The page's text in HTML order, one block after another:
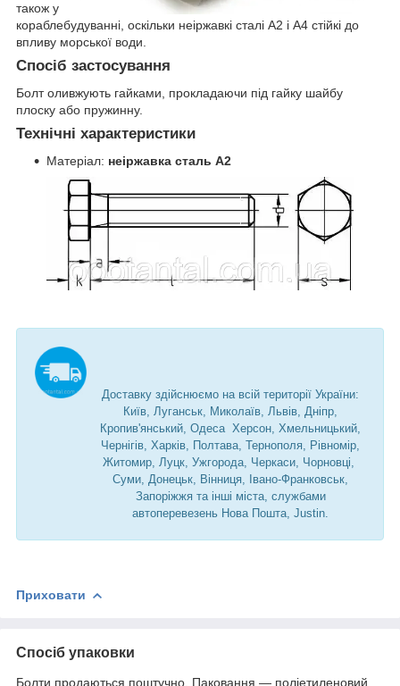
також у
кораблебудуванні, оскільки неіржавкі сталі А2 і А4 стійкі до
впливу морської води.
Спосіб застосування
Болт оливжують гайками, прокладаючи під гайку шайбу
плоску або пружинну.
Технічні характеристики
Матеріал: неіржавка сталь А2
Доставку здійснюємо на всій території України:
Київ, Луганськ, Миколаїв, Львів, Дніпр,
Кропив'янський, Одеса Херсон, Хмельницький,
Чернігів, Харків, Полтава, Тернополя, Рівномір,
Житомир, Луцк, Ужгорода, Черкаси, Чорновці,
Суми, Донецьк, Вінниця, Івано-Франковськ,
Запоріжжя та інші міста, службами
автоперевезень Нова Пошта, Justin.
Приховати
Спосіб упаковки
Болти продаються поштучно. Паковання — поліетиленовий